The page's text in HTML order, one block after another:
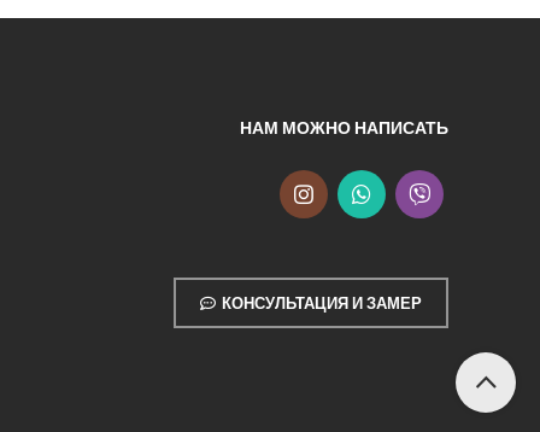
НАМ МОЖНО НАПИСАТЬ
КОНСУЛЬТАЦИЯ И ЗАМЕР